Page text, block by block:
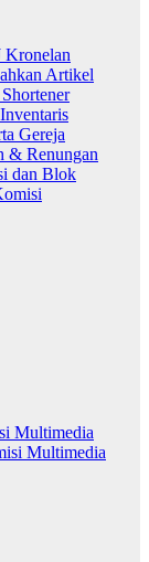
Kronelan
Artikel
Gereja
& Renungan
dan Blok
Multimedia
Multimedia